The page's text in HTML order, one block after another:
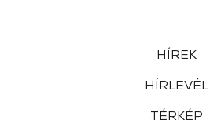
HÍREK
HÍRLEVÉL
TÉRKÉP